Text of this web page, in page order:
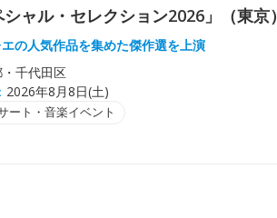
ャル・セレクション2026」（東京）
の人気作品を集めた傑作選を上演
千代田区
2026年8月8日(土)
ート・音楽イベント